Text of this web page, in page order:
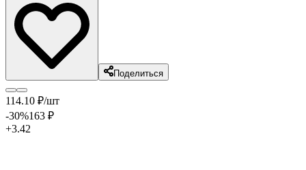
Поделиться
114.10 ₽/шт
-30%163 ₽
+3.42